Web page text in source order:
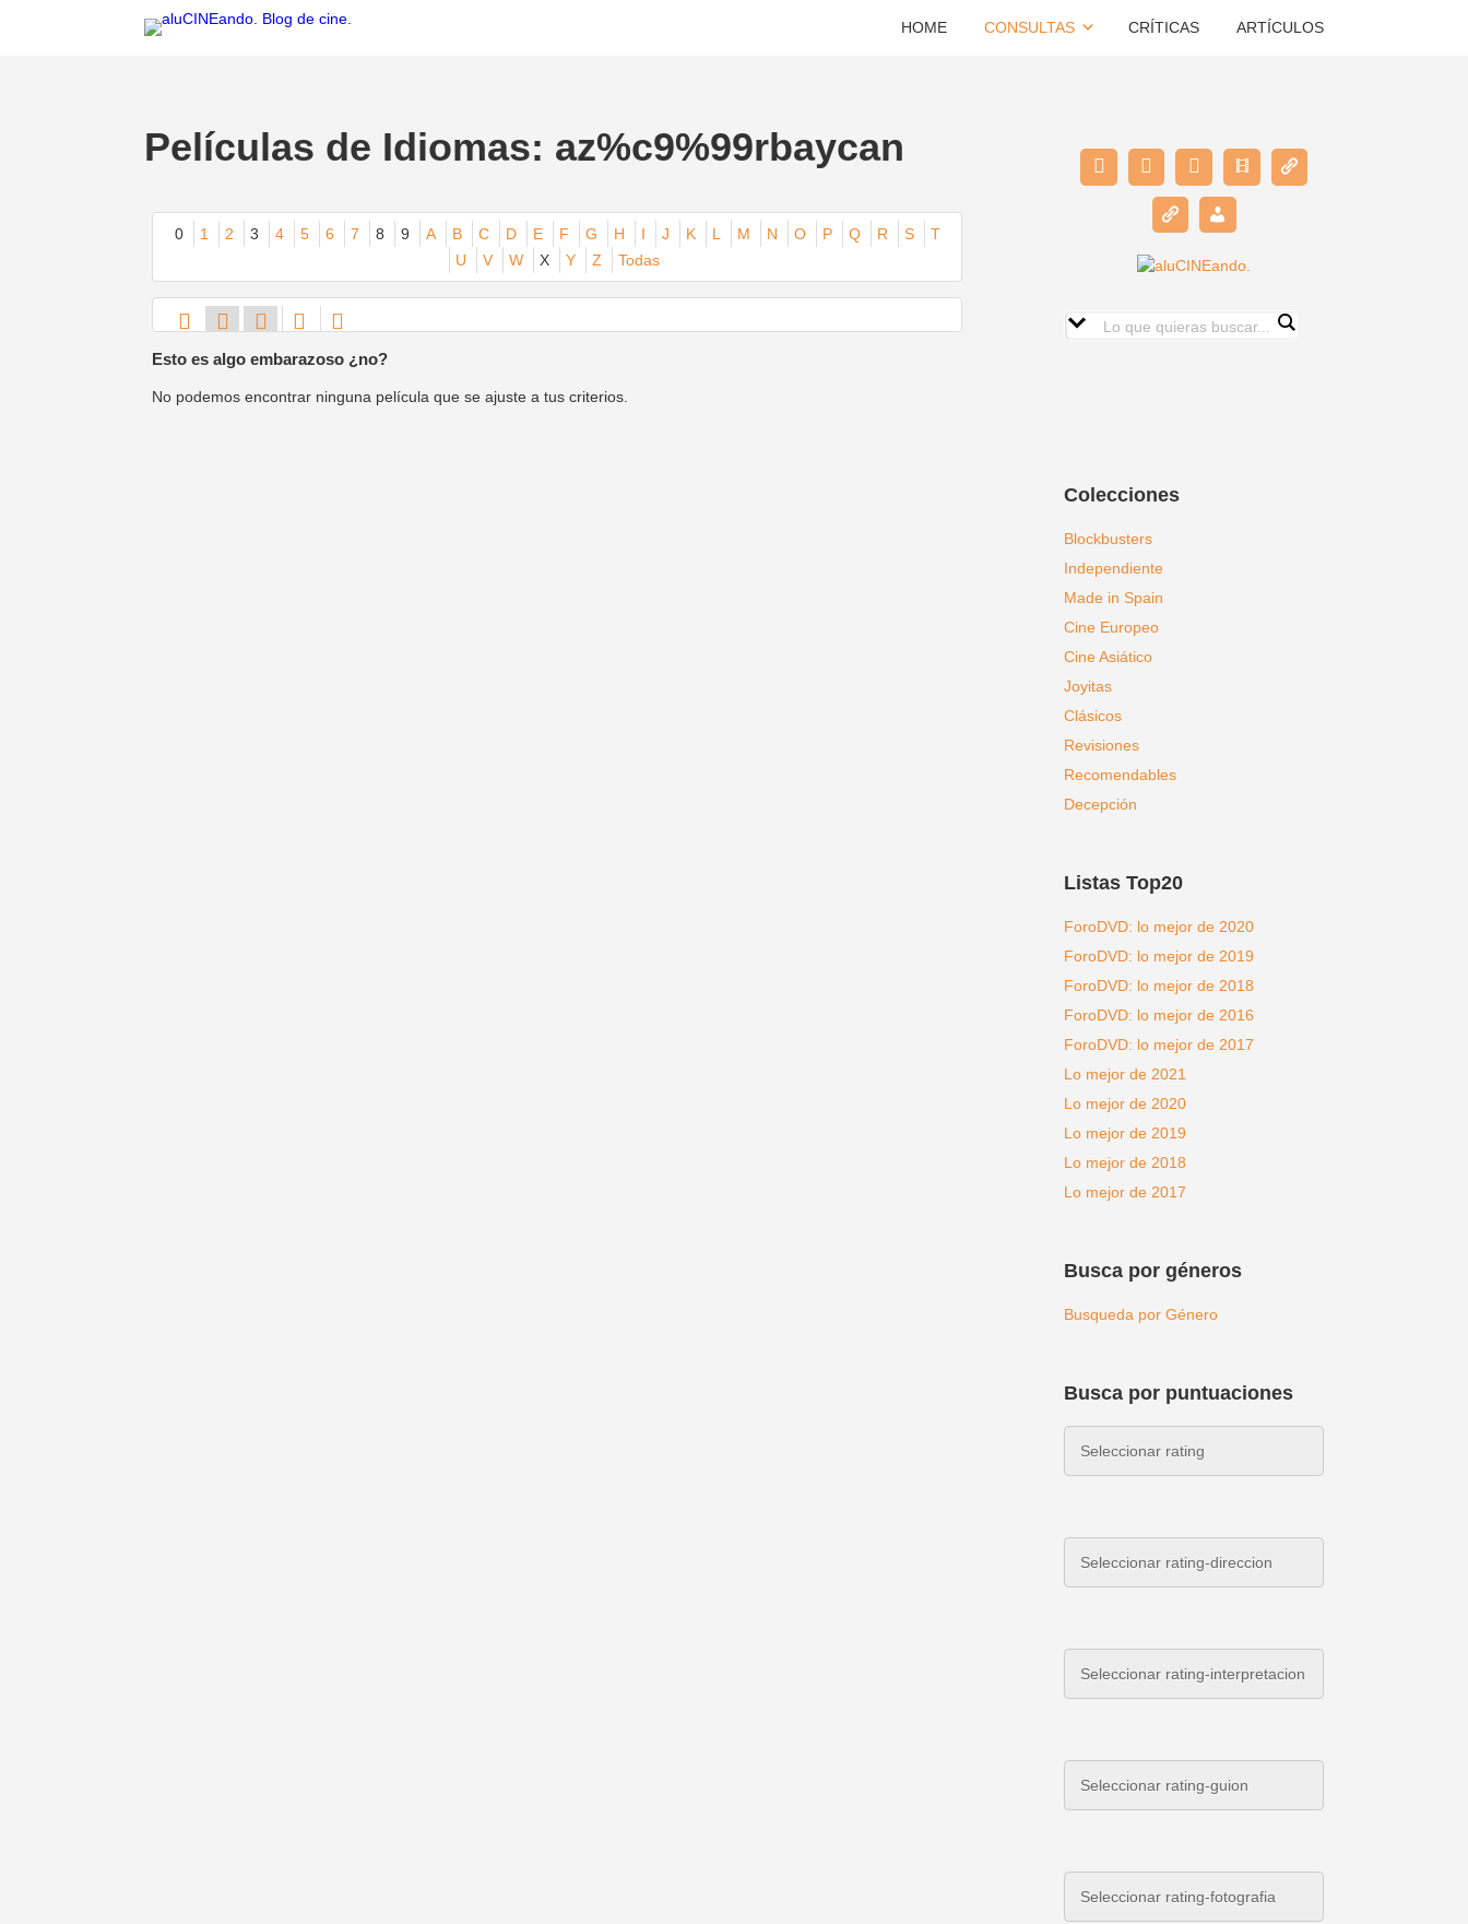
HOME CONSULTAS CRÍTICAS ARTÍCULOS
Películas de Idiomas: az%c9%99rbaycan
0 1 2 3 4 5 6 7 8 9 A B C D E F G H I J K L M N O P Q R S
T
U
V W X Y Z Todas
Esto es algo embarazoso ¿no?
No podemos encontrar ninguna película que se ajuste a tus criterios.
Colecciones
Blockbusters
Independiente
Made in Spain
Cine Europeo
Cine Asiático
Joyitas
Clásicos
Revisiones
Recomendables
Decepción
Listas Top20
ForoDVD: lo mejor de 2020
ForoDVD: lo mejor de 2019
ForoDVD: lo mejor de 2018
ForoDVD: lo mejor de 2016
ForoDVD: lo mejor de 2017
Lo mejor de 2021
Lo mejor de 2020
Lo mejor de 2019
Lo mejor de 2018
Lo mejor de 2017
Busca por géneros
Busqueda por Género
Busca por puntuaciones